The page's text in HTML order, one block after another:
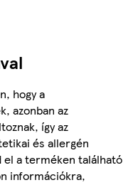
hogy a
azonban az
így az
és allergén
el a terméken található
információkra,